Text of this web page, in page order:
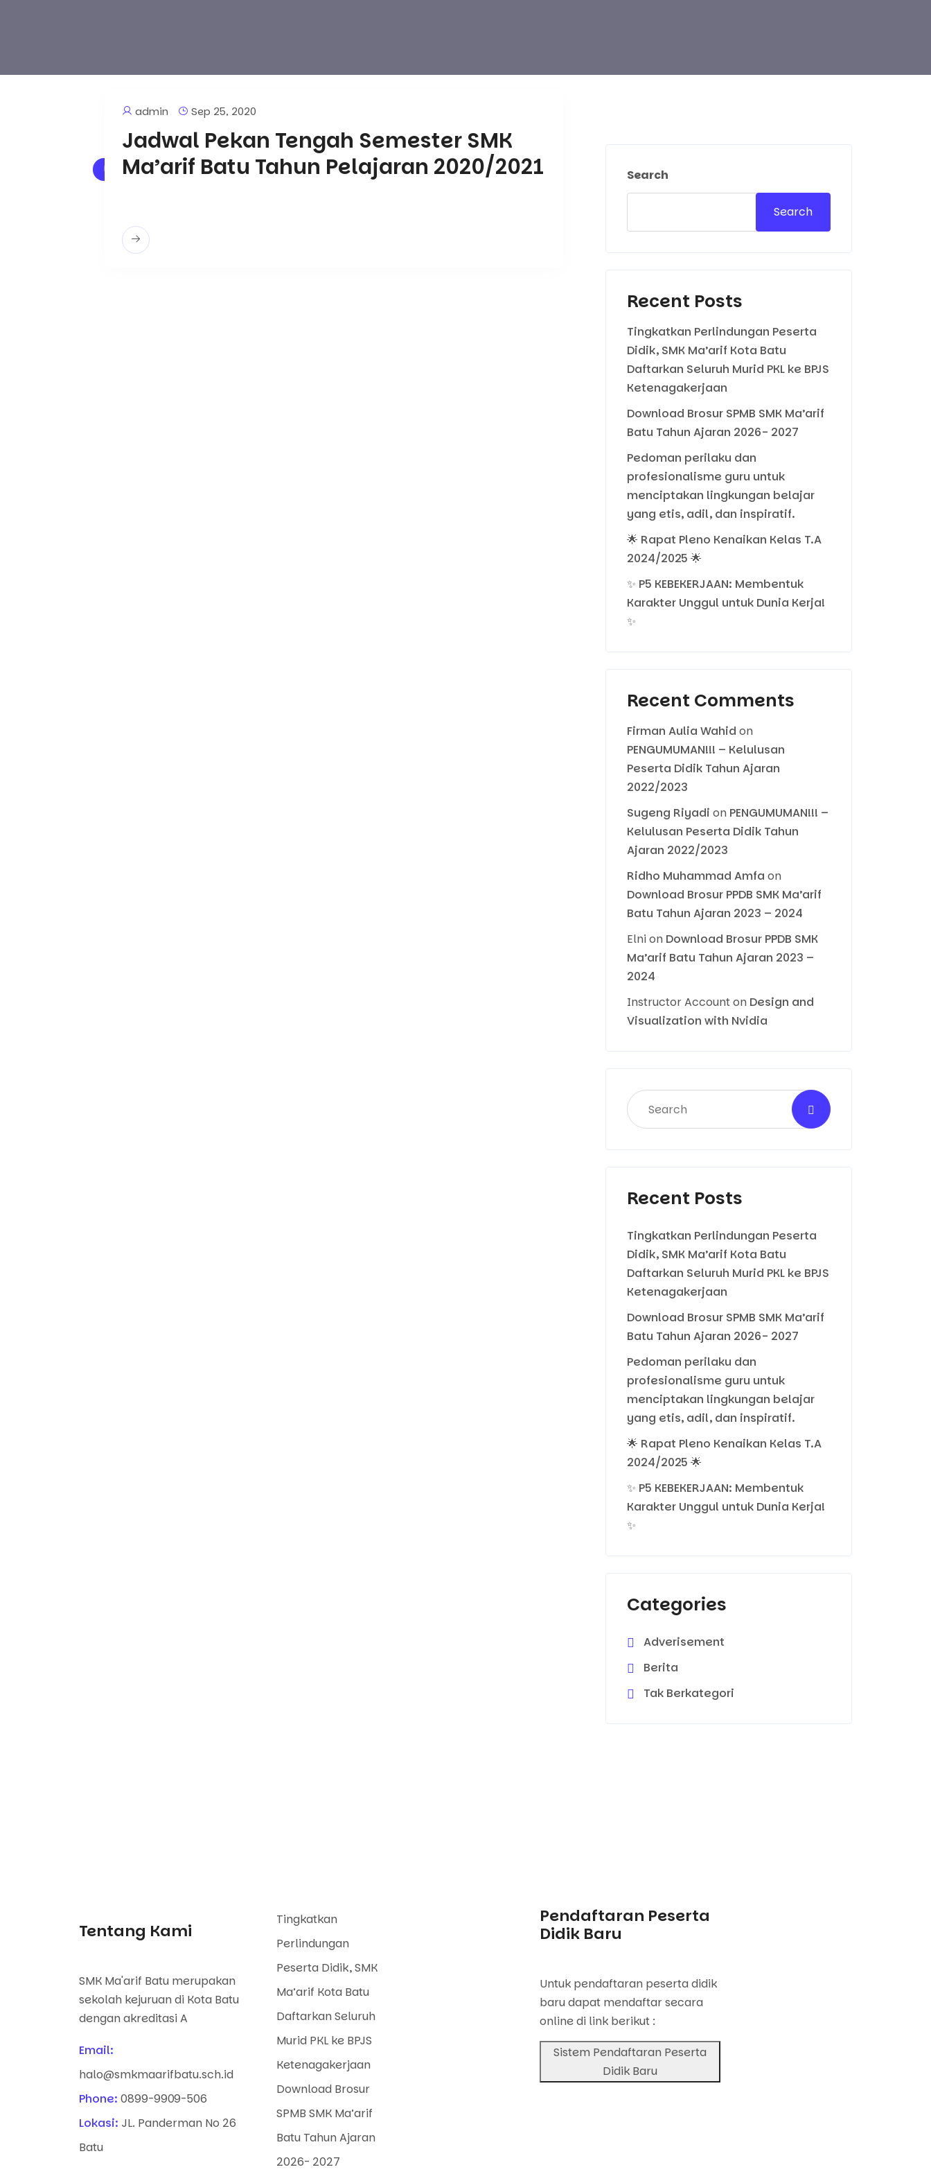
Ujian
admin Sep 25, 2020
Jadwal Pekan Tengah Semester SMK
Ma’arif Batu Tahun Pelajaran 2020/2021
Search
Search
Recent Posts
Tingkatkan Perlindungan Peserta
Didik, SMK Ma’arif Kota Batu
Daftarkan Seluruh Murid PKL ke BPJS
Ketenagakerjaan
Download Brosur SPMB SMK Ma’arif
Batu Tahun Ajaran 2026- 2027
Pedoman perilaku dan
profesionalisme guru untuk
menciptakan lingkungan belajar
yang etis, adil, dan inspiratif.
🌟 Rapat Pleno Kenaikan Kelas T.A
2024/2025 🌟
✨ P5 KEBEKERJAAN: Membentuk
Karakter Unggul untuk Dunia Kerja!
✨
Recent Comments
Firman Aulia Wahid on
PENGUMUMAN!!! – Kelulusan
Peserta Didik Tahun Ajaran
2022/2023
Sugeng Riyadi on PENGUMUMAN!!! –
Kelulusan Peserta Didik Tahun
Ajaran 2022/2023
Ridho Muhammad Amfa on
Download Brosur PPDB SMK Ma’arif
Batu Tahun Ajaran 2023 – 2024
Elnion Download Brosur PPDB SMK
Ma’arif Batu Tahun Ajaran 2023 –
2024
Instructor Accounton Design and
Visualization with Nvidia
Recent Posts
Tingkatkan Perlindungan Peserta
Didik, SMK Ma’arif Kota Batu
Daftarkan Seluruh Murid PKL ke BPJS
Ketenagakerjaan
Download Brosur SPMB SMK Ma’arif
Batu Tahun Ajaran 2026- 2027
Pedoman perilaku dan
profesionalisme guru untuk
menciptakan lingkungan belajar
yang etis, adil, dan inspiratif.
🌟 Rapat Pleno Kenaikan Kelas T.A
2024/2025 🌟
✨ P5 KEBEKERJAAN: Membentuk
Karakter Unggul untuk Dunia Kerja!
✨
Categories
Adverisement
Berita
Tak Berkategori
Tentang Kami
SMK Ma'arif Batu merupakan
sekolah kejuruan di Kota Batu
dengan akreditasi A
Email:
halo@smkmaarifbatu.sch.id
Phone: 0899-9909-506
Lokasi: JL. Panderman No 26
Batu
Tingkatkan
Perlindungan
Peserta Didik, SMK
Ma’arif Kota Batu
Daftarkan Seluruh
Murid PKL ke BPJS
Ketenagakerjaan
Download Brosur
SPMB SMK Ma’arif
Batu Tahun Ajaran
2026- 2027
Pendaftaran Peserta
Didik Baru
Untuk pendaftaran peserta didik
baru dapat mendaftar secara
online di link berikut :
Sistem Pendaftaran Peserta
Didik Baru